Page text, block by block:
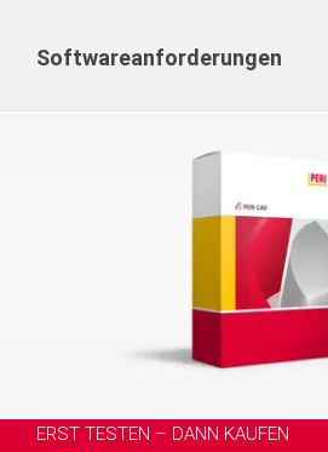
Softwareanforderungen
ERST TESTEN – DANN KAUFEN